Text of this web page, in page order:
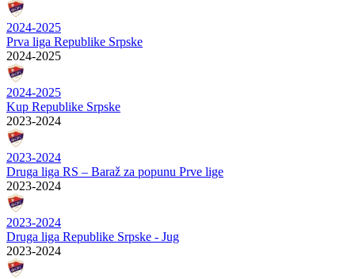
2024-2025
Prva liga Republike Srpske
2024-2025
2024-2025
Kup Republike Srpske
2023-2024
2023-2024
Druga liga RS – Baraž za popunu Prve lige
2023-2024
2023-2024
Druga liga Republike Srpske - Jug
2023-2024